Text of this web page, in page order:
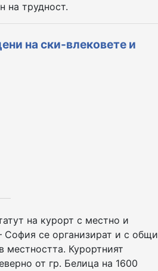
на трудност.
на ски-влековете и
на курорт с местно и
София се организират и с общи
местността. Курортният
от гр. Белица на 1600